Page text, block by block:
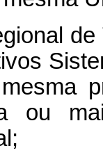
de
ou